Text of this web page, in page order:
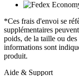
*Ces frais d'envoi se
supplémentaires
poids, de la taille ou
informations sont
produit.
Aide & Support